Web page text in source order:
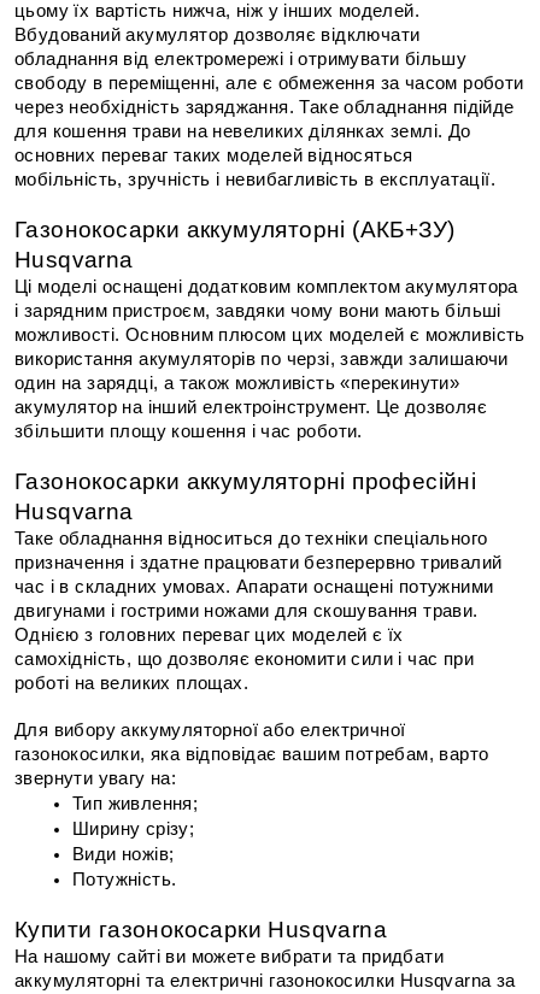
цьому їх вартість нижча, ніж у інших моделей.
Вбудований акумулятор дозволяє відключати
обладнання від електромережі і отримувати більшу
свободу в переміщенні, але є обмеження за часом роботи
через необхідність заряджання. Таке обладнання підійде
для кошення трави на невеликих ділянках землі. До
основних переваг таких моделей відносяться
мобільність, зручність і невибагливість в експлуатації.
Газонокосарки аккумуляторні (АКБ+ЗУ)
Husqvarna
Ці моделі оснащені додатковим комплектом акумулятора
і зарядним пристроєм, завдяки чому вони мають більші
можливості. Основним плюсом цих моделей є можливість
використання акумуляторів по черзі, завжди залишаючи
один на зарядці, а також можливість «перекинути»
акумулятор на інший електроінструмент. Це дозволяє
збільшити площу кошення і час роботи.
Газонокосарки аккумуляторні професійні
Husqvarna
Таке обладнання відноситься до техніки спеціального
призначення і здатне працювати безперервно тривалий
час і в складних умовах. Апарати оснащені потужними
двигунами і гострими ножами для скошування трави.
Однією з головних переваг цих моделей є їх
самохідність, що дозволяє економити сили і час при
роботі на великих площах.
Для вибору аккумуляторної або електричної
газонокосилки, яка відповідає вашим потребам, варто
звернути увагу на:
Тип живлення;
Ширину срізу;
Види ножів;
Потужність.
Купити газонокосарки Husqvarna
На нашому сайті ви можете вибрати та придбати
аккумуляторні та електричні газонокосилки Husqvarna за